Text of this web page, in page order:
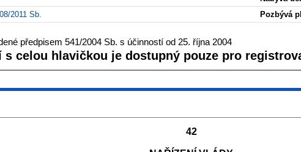
2011 Sb. Pozbývá
předpisem 541/2004 Sb. s účinností od 25. října 2004
s celou hlavičkou je dostupný pouze pro
42